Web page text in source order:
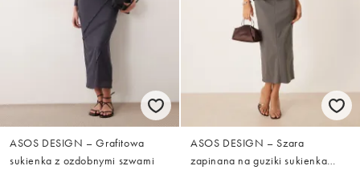
ASOS DESIGN – Grafitowa
sukienka z ozdobnymi szwami
ASOS DESIGN – Szara
zapinana na guziki sukienka